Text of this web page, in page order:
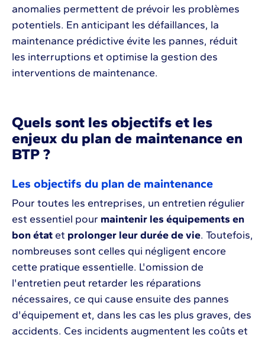
anomalies permettent de prévoir les problèmes
potentiels. En anticipant les défaillances, la
maintenance prédictive évite les pannes, réduit
les interruptions et optimise la gestion des
interventions de maintenance.
Quels sont les objectifs et les
enjeux du plan de maintenance en
BTP ?
Les objectifs du plan de maintenance
Pour toutes les entreprises, un entretien régulier
est essentiel pour maintenir les équipements en
bon état et prolonger leur durée de vie. Toutefois,
nombreuses sont celles qui négligent encore
cette pratique essentielle. L'omission de
l'entretien peut retarder les réparations
nécessaires, ce qui cause ensuite des pannes
d'équipement et, dans les cas les plus graves, des
accidents. Ces incidents augmentent les coûts et